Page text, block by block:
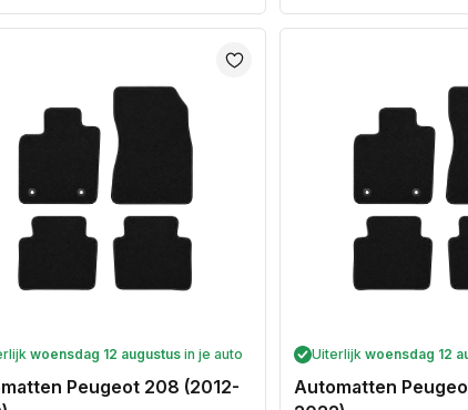
prijs
woensdag 12 augustus in je auto
Peugeot 208 (2012-
Uiterlijk woensdag 12
Automatten